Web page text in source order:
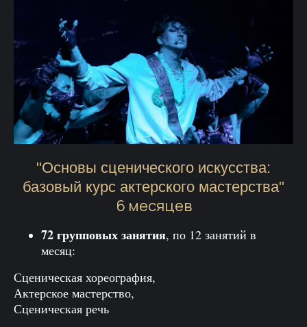
"Основы сценического искусства:
базовый курс актерского мастерства"
6 месяцев
72 групповых занятия, по 12 занятий в
месяц:
Сценическая хореография,
Актерское мастерство,
Сценическая речь